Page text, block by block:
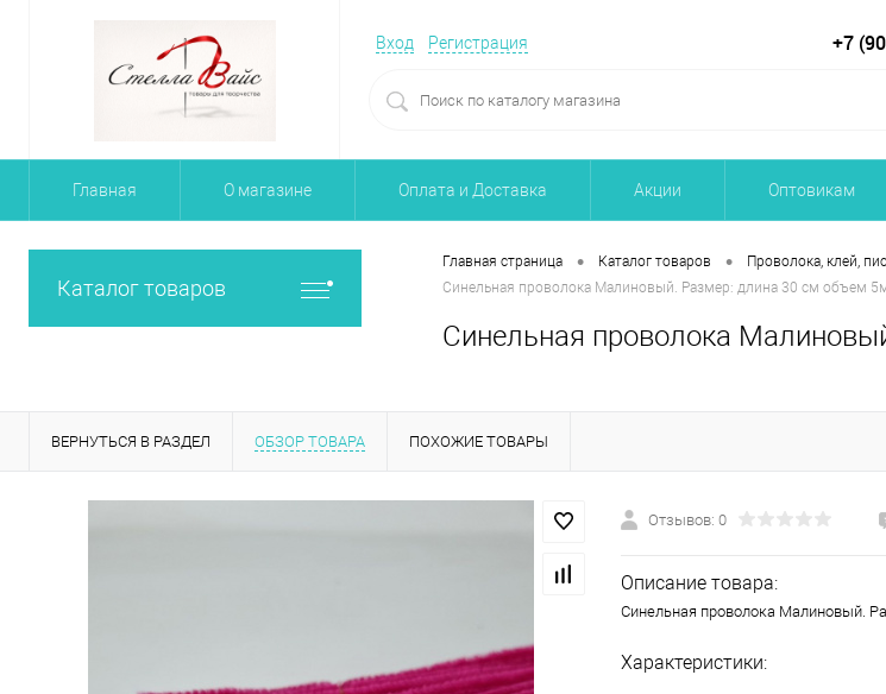
Вход Регистрация +7
Главная О магазине Оплата и Доставка Акции Оптовикам
Каталог товаров
Главная страница • Каталог товаров • Проволока, клей,
Синельная проволока Малиновый. Размер: длина 30 см объем
Синельная проволока
ВЕРНУТЬСЯ В РАЗДЕЛ ОБЗОР ТОВАРА ПОХОЖИЕ ТОВАРЫ
Отзывов: 0
Описание товара:
Синельная проволока Малиновый.
Характеристики: